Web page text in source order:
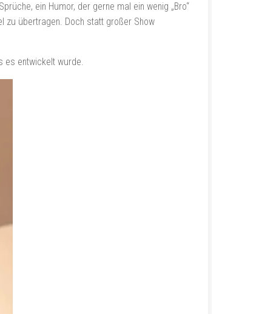
ein Humor, der gerne mal ein wenig „Bro“
zu übertragen. Doch statt großer Show
es entwickelt wurde.